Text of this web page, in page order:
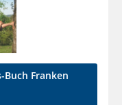
Buch Franken